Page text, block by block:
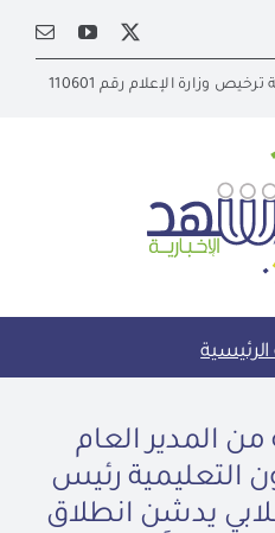
وزارة الإعلام رقم 110601
الرئيسية
من المدير العام
التعليمية رئيس
يدشن انطلاق